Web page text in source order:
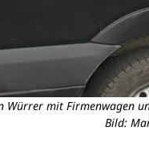
Würrer mit Firmenwagen
Bild: